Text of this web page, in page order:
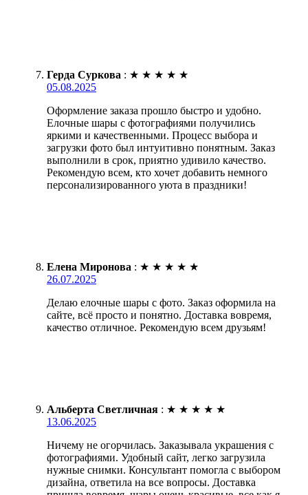
Герда Суркова : ★ ★ ★ ★ ★
05.08.2025
Оформление заказа прошло быстро и удобно.
Елочные шары с фотографиями получились
яркими и качественными. Процесс выбора и
загрузки фото был интуитивно понятным. Заказ
выполнили в срок, приятно удивило качество.
Рекомендую всем, кто хочет добавить немного
персонализированного уюта в праздники!
Елена Миронова : ★ ★ ★ ★ ★
26.07.2025
Делаю елочные шары с фото. Заказ оформила на
сайте, всё просто и понятно. Доставка вовремя,
качество отличное. Рекомендую всем друзьям!
Альберта Светличная : ★ ★ ★ ★ ★
13.06.2025
Ничему не огорчилась. Заказывала украшения с
фотографиями. Удобный сайт, легко загрузила
нужные снимки. Консультант помогла с выбором
дизайна, ответила на все вопросы. Доставка